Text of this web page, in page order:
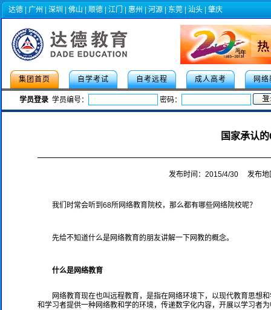
达德 广州 深圳 佛山 顺德 江门 惠州 河源 东莞 汕头 肇庆
集团首页 自学考试 自考远程 成人高考 网络
学员登录学员编号： 密码：
2022年成人高考专项助学活动，人人
国家承认
发布时间：2015/4/30 发布
我们时常会听到68所网络教育院校，那么都有哪些网络院校呢？
先给不知道什么是网络教育的朋友讲解一下网教的概念。
什么是网络教育
网络教育现在也叫远程教育，是指在网络环境下，以现代教育思想
和学习者提供一种网络教和学的环境，传递数字化内容，开展以学习者